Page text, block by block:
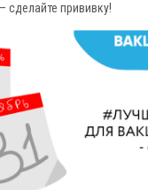
сделайте прививку!